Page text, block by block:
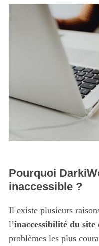
Pourquoi
inaccessible ?
Il existe plusieurs
l’inaccessibilité du
problèmes les plus